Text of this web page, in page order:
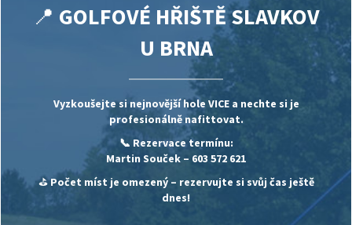
📍 GOLFOVÉ HŘIŠTĚ SLAVKOV
U BRNA
Vyzkoušejte si nejnovější hole VICEa nechte si je
profesionálně nafittovat.
📞 Rezervace termínu:
Martin Souček – 603 572 621
⛳Počet míst je omezený – rezervujte si svůj čas ještě
dnes!